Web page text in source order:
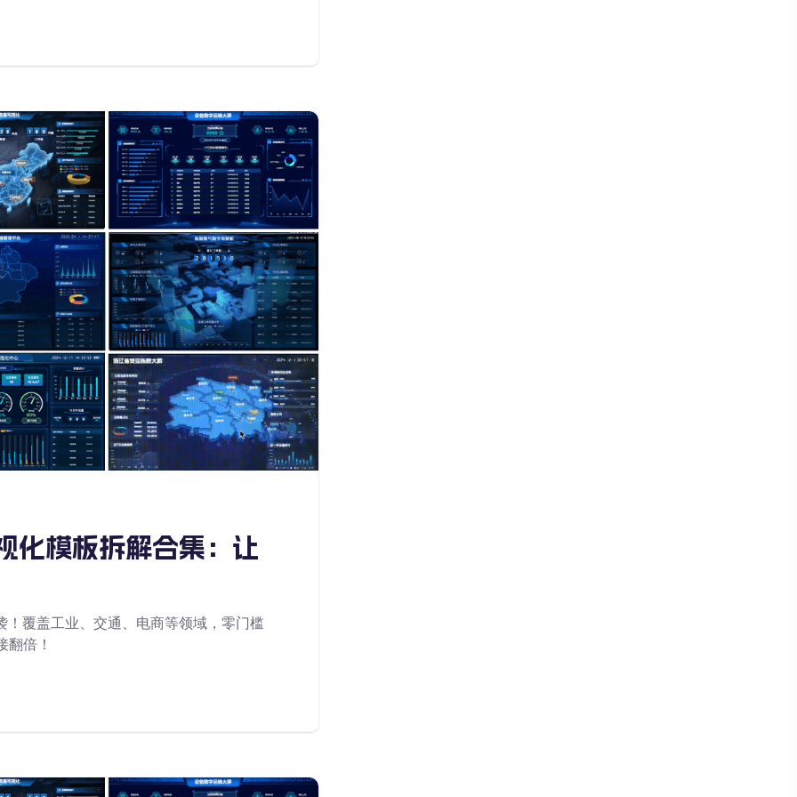
化模板拆解合集：让
覆盖工业、交通、电商等领域，零门槛
翻倍！